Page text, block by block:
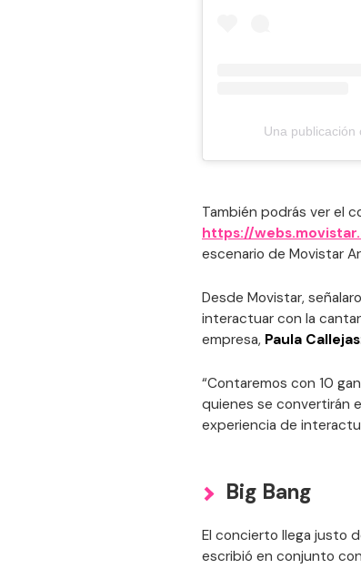
Una publicación
También podrás ver el
https://
escenario de Movistar
Desde Movistar,
interactuar con la
empresa, Paula Callejas:
“Contaremos con 10
quienes se convertirán
experiencia de
Big Bang
El concierto llega justo
escribió en conjunto con